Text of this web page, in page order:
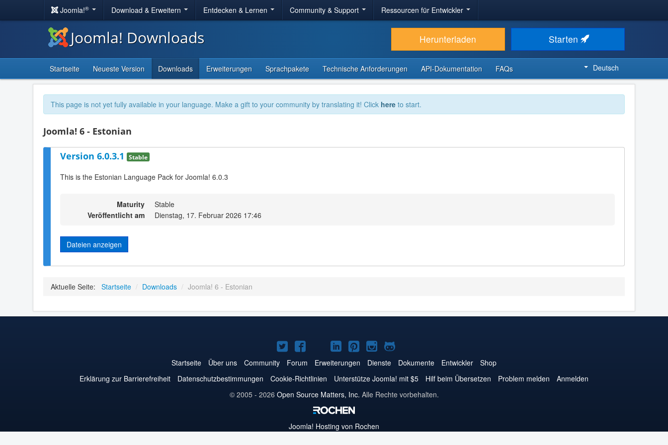
Joomla!® Download & Erweitern Entdecken & Lernen Community & Support Ressourcen für Entwickler
Joomla! Downloads Herunterladen Starten
Startseite Neueste Version Downloads Erweiterungen Sprachpakete Technische Anforderungen API-Dokumentation FAQs Deutsch
This page is not yet fully available in your language. Make a gift to your community by translating it! Click here to start.
Joomla! 6 - Estonian
Version 6.0.3.1 Stable
This is the Estonian Language Pack for Joomla! 6.0.3
Maturity
Stable
Veröffentlicht am
Dienstag, 17. Februar 2026 17:46
Dateien anzeigen
Aktuelle Seite: Startseite / Downloads / Joomla! 6 - Estonian
Joomla!
auf
Twitter
Joomla!
auf
Facebook
Joomla!
auf
YouTube
Joomla!
auf
LinkedIn
Joomla!
auf
Pinterest
Joomla!
auf
Instagram
Joomla!
auf
GitHub
Startseite Über uns Community Forum Erweiterungen Dienste Dokumente Entwickler
Shop
Erklärung zur Barrierefreiheit
Datenschutzbestimmungen Cookie-Richtlinien Unterstütze Joomla! mit $5 Hilf beim Übersetzen Problem melden
Anmelden
© 2005 - 2026 Open Source Matters, Inc. Alle Rechte vorbehalten.
Joomla! Hosting von Rochen